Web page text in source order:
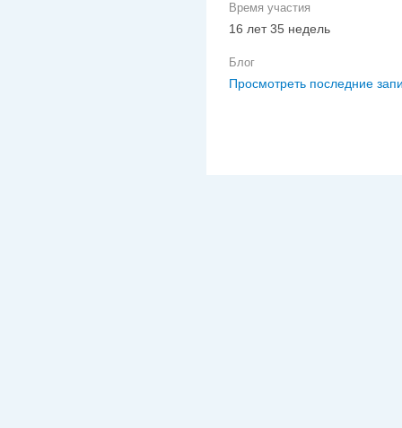
Время участия
16 лет 35 недель
Блог
Просмотреть последние